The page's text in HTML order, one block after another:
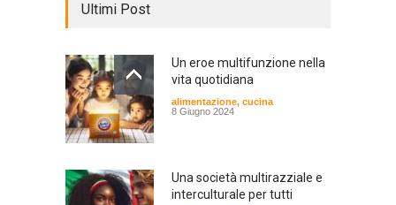
Ultimi Post
Un eroe multifunzione nella
vita quotidiana
alimentazione, cucina
8 Giugno 2024
Una società multirazziale e
interculturale per tutti